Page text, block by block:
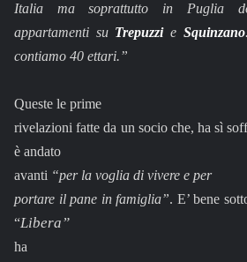
Italia ma soprattutto in Puglia
appartamenti su Trepuzzie Squinzano
contiamo 40 ettari.”
Queste le prime
rivelazioni fatte da un socio che, ha sì
è andato
avanti “per la voglia di vivere e per
portare il pane in famiglia”. E’ bene
“Libera”
ha